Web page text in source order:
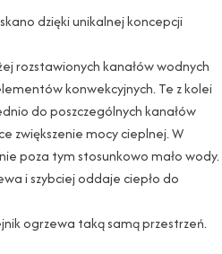
dzięki unikalnej koncepcji
rozstawionych kanałów wodnych
konwekcyjnych. Te z kolei
do poszczególnych kanałów
zwiększenie mocy cieplnej. W
poza tym stosunkowo mało wody.
i szybciej oddaje ciepło do
ogrzewa taką samą przestrzeń.